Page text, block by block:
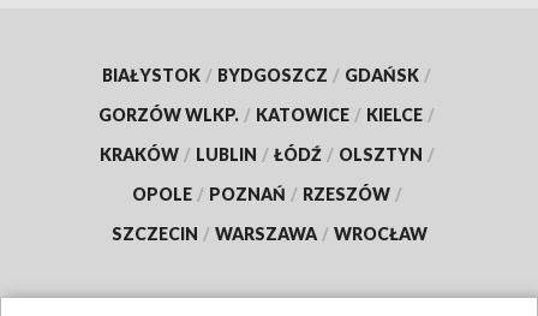
BIAŁYSTOK / BYDGOSZCZ / GDAŃSK /
GORZÓW WLKP. / KATOWICE / KIELCE /
KRAKÓW / LUBLIN / ŁÓDŹ / OLSZTYN /
OPOLE / POZNAŃ / RZESZÓW /
SZCZECIN / WARSZAWA / WROCŁAW